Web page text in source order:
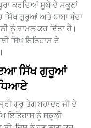
ਕਰਦਿਆਂ ਸੂਬੇ ਦੇ ਸਕੂਲਾਂ
ਸਿੱਖ ਗੁਰੂਆਂ ਅਤੇ ਬਾਬਾ ਬੰਦਾ
ਨੂੰ ਸ਼ਾਮਲ ਕਰ ਦਿੱਤਾ ਹੈ।
ਸਿੱਖ ਇਤਿਹਾਸ ਦੇ
ਸਿੱਖ ਗੁਰੂਆਂ
ਗੁਰੂ ਤੇਗ ਬਹਾਦਰ ਜੀ ਦੇ
ਇਤਿਹਾਸ ਨੂੰ ਸਕੂਲੀ